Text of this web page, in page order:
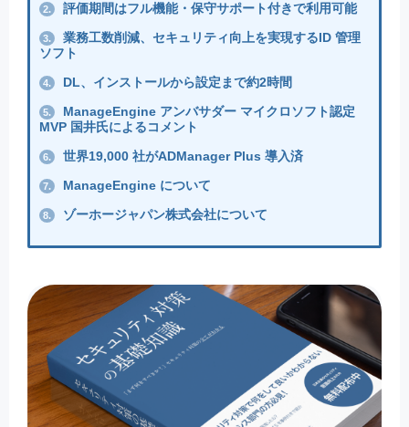
2. 評価期間はフル機能・保守サポート付きで利用可能
3.
業務工数削減、セキュリティ向上を実現するID 管理
ソフト
4. DL、インストールから設定まで約2時間
5.
ManageEngine アンバサダー マイクロソフト認定
MVP 国井氏によるコメント
6. 世界19,000 社がADManager Plus 導入済
7. ManageEngine について
8. ゾーホージャパン株式会社について